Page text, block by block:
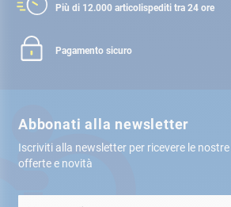
Più di 12.000 articolispediti tra 24 ore
Pagamento sicuro
Abbonati alla newsletter
Iscriviti alla newsletter per ricevere le
offerte e novità